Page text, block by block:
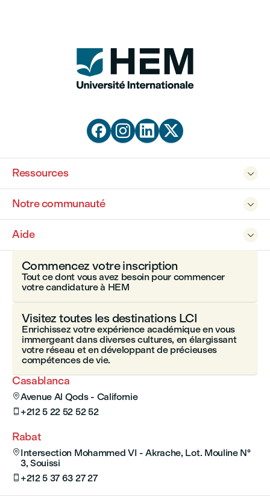
   

Ressources

Notre communauté

Aide
Casablanca
Avenue Al Qods - Californie
 +212 5 22 52 52 52
Rabat
 Intersection Mohammed VI - Akrache, Lot. Mouline N°
3, Souissi
 +212 5 37 63 27 27
Commencez votre inscription
Tout ce dont vous avez besoin pour commencer
votre candidature à HEM
Visitez toutes les destinations LCI
Enrichissez votre expérience académique en vous
immergeant dans diverses cultures, en élargissant
votre réseau et en développant de précieuses
compétences de vie.